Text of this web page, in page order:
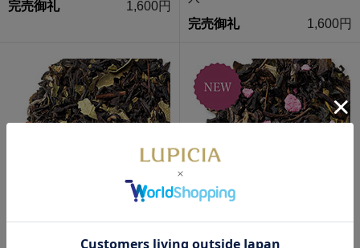
完売御礼 1,600円
完売御礼
1,600円
数量限定